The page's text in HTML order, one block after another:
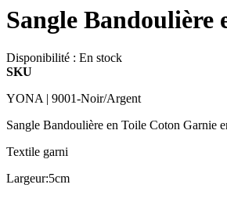
Sangle
Disponibilité : En stock
SKU
YONA | 9001-Noir/Argent
Sangle Bandoulière en Toile Coton Garnie
Textile garni
Largeur:5cm